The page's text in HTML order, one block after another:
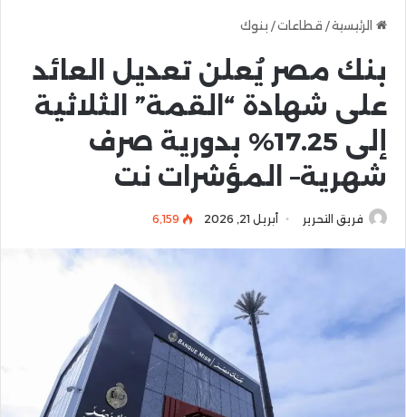
الرئيسية/ قطاعات/ بنوك
بنك مصر يُعلن تعديل العائد
على شهادة “القمة” الثلاثية
إلى 17.25% بدورية صرف
شهرية– المؤشرات نت
فريق التحرير أبريل 21, 2026 6٬159